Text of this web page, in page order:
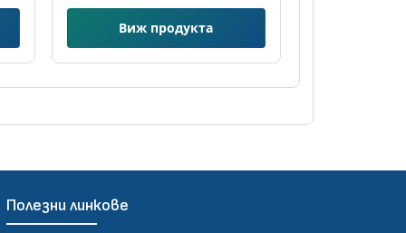
Виж продукта
Полезни линкове